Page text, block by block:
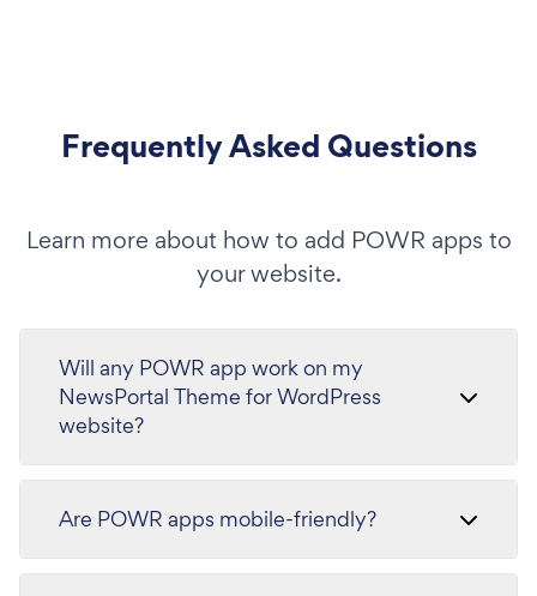
Frequently Asked Questions
Learn more about how to add POWR apps to
your website.
Will any POWR app work on my
NewsPortal Theme for WordPress
website?
Are POWR apps mobile-friendly?